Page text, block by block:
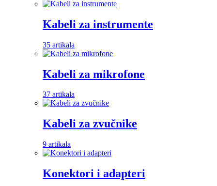
Kabeli za instrumente
35 artikala
Kabeli za mikrofone
37 artikala
Kabeli za zvučnike
9 artikala
Konektori i adapteri